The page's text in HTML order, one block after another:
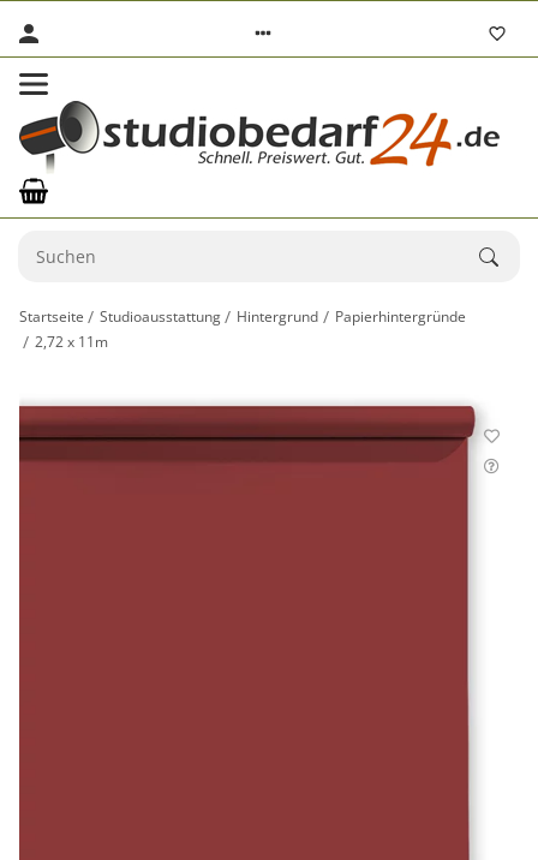
Startseite Studioausstattung Hintergrund
Papierhintergründe
2,72 x 11m